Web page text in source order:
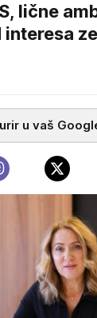
lične
u vaš